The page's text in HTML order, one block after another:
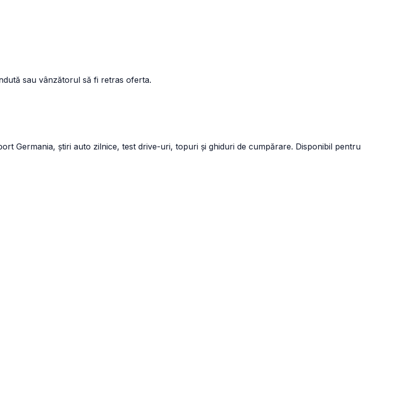
sau vânzătorul să fi retras oferta.
Germania, știri auto zilnice, test drive-uri, topuri și ghiduri de cumpărare. Disponibil pentru